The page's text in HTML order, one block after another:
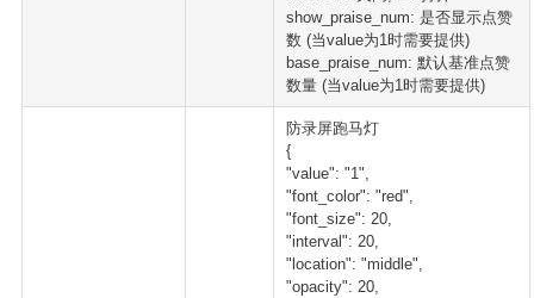
show_praise_num: 是否显示点赞
数 (当value为1时需要提供)
base_praise_num: 默认基准点赞
数量 (当value为1时需要提供)
防录屏跑马灯
{
"value": "1",
"font_color": "red",
"font_size": 20,
"interval": 20,
"location": "middle",
"opacity": 20,